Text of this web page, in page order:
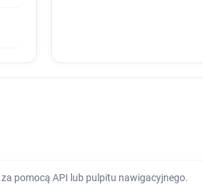
za pomocą API lub pulpitu nawigacyjnego.